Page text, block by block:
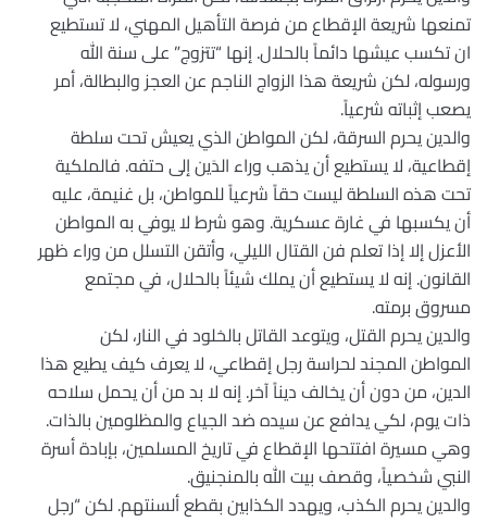
تمنعها شريعة الإقطاع من فرصة التأهيل المهني، لا تستطيع
ان تكسب عيشها دائماً بالحلال. إنها “تتزوج” على سنة الله
ورسوله، لكن شريعة هذا الزواج الناجم عن العجز والبطالة، أمر
يصعب إثباته شرعياً.
والدين يحرم السرقة، لكن المواطن الذي يعيش تحت سلطة
إقطاعية، لا يستطيع أن يذهب وراء الدَين إلى حتفه. فالملكية
تحت هذه السلطة ليست حقاً شرعياً للمواطن، بل غنيمة، عليه
أن يكسبها في غارة عسكرية. وهو شرط لا يوفي به المواطن
الأعزل إلا إذا تعلم فن القتال الليلي، وأتقن التسلل من وراء ظهر
القانون. إنه لا يستطيع أن يملك شيئاً بالحلال، في مجتمع
مسروق برمته.
والدين يحرم القتل، ويتوعد القاتل بالخلود في النار، لكن
المواطن المجند لحراسة رجل إقطاعي، لا يعرف كيف يطيع هذا
الدين، من دون أن يخالف ديناً آخر. إنه لا بد من أن يحمل سلاحه
ذات يوم، لكي يدافع عن سيده ضد الجياع والمظلومين بالذات.
وهي مسيرة افتتحها الإقطاع في تاريخ المسلمين، بإبادة أسرة
النبي شخصياً، وقصف بيت الله بالمنجنيق.
والدين يحرم الكذب، ويهدد الكذابين بقطع ألسنتهم. لكن “رجل